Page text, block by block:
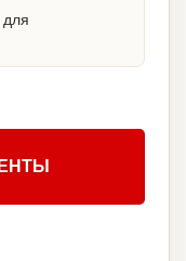
для